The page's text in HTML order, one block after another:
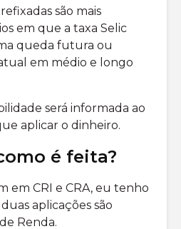
são mais
em que a taxa Selic
queda futura ou
em médio e longo
será informada ao
aplicar o dinheiro.
é feita?
em CRI e CRA, eu tenho
aplicações são
Renda.